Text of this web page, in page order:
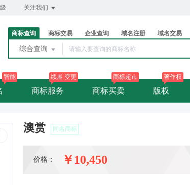
关注我们
商标查询 商标交易 企业查询 域名注册 域名交易
综合查询
智能
商标服务
续展 变更
商标买卖
商标超市
版权
著作权
澳赏 同名商标
价格： ￥10,450